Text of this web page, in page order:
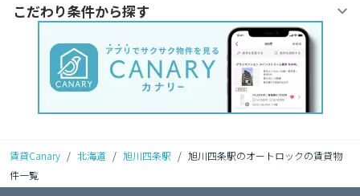
こだわり条件から探す
賃貸Canary / 北海道 / 旭川四条駅 / 旭川四条駅のオートロックの賃貸物
件一覧